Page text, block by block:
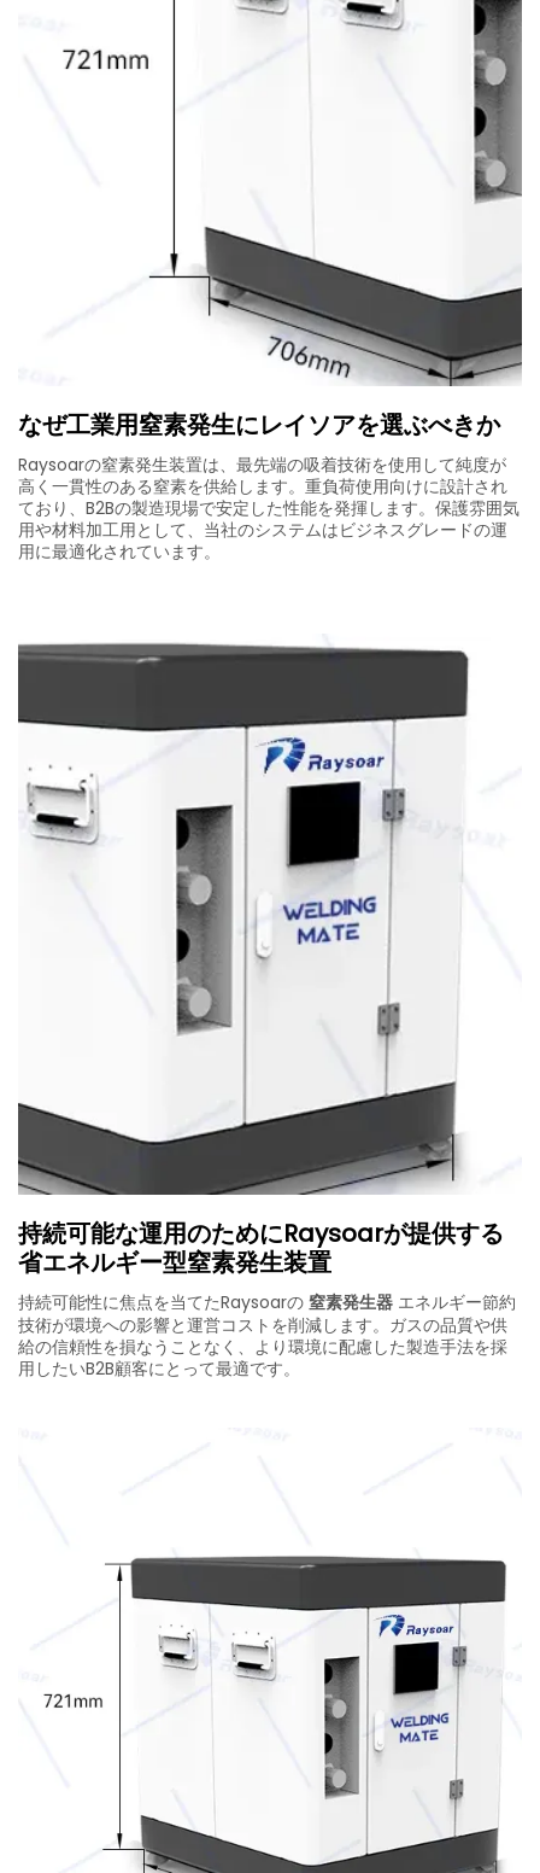
なぜ工業用窒素発生にレイソアを選ぶべきか
Raysoarの窒素発生装置は、最先端の吸着技術を使用して純度が
高く一貫性のある窒素を供給します。重負荷使用向けに設計され
ており、B2Bの製造現場で安定した性能を発揮します。保護雰囲気
用や材料加工用として、当社のシステムはビジネスグレードの運
用に最適化されています。
持続可能な運用のためにRaysoarが提供する
省エネルギー型窒素発生装置
持続可能性に焦点を当てたRaysoarの 窒素発生器 エネルギー節約
技術が環境への影響と運営コストを削減します。ガスの品質や供
給の信頼性を損なうことなく、より環境に配慮した製造手法を採
用したいB2B顧客にとって最適です。